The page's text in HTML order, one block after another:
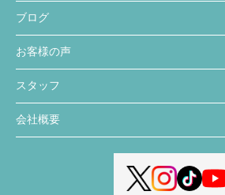
ブログ
お客様の声
スタッフ
会社概要